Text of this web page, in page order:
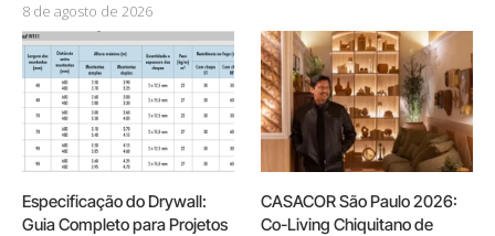
8 de agosto de 2026
Especificação do Drywall:
Guia Completo para Projetos
CASACOR São Paulo 2026:
Co-Living Chiquitano de